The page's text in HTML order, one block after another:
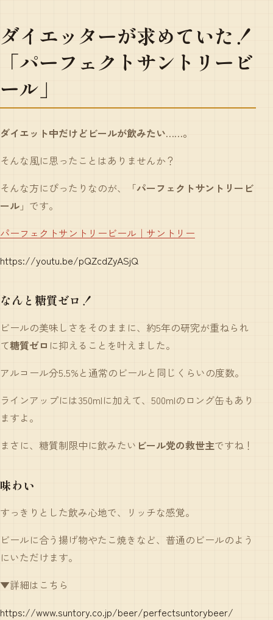
ダイエッターが求めていた！
「パーフェクトサントリービ
ール」
ダイエット中だけどビールが飲みたい……。
そんな風に思ったことはありませんか？
そんな方にぴったりなのが、「パーフェクトサントリービ
ール 」です。
パーフェクトサントリービール｜サントリー
https://youtu.be/pQZcdZyASjQ
なんと糖質ゼロ！
ビールの美味しさをそのままに、約5年の研究が重ねられ
て糖質ゼロ に抑えることを叶えました。
アルコール分5.5%と通常のビールと同じくらいの度数。
ラインアップには350mlに加えて、500mlのロング缶もあり
ますよ。
まさに、糖質制限中に飲みたい ビール党の救世主ですね！
味わい
すっきりとした飲み心地で、リッチな感覚。
ビールに合う揚げ物やたこ焼きなど、普通のビールのよう
にいただけます。
▼詳細はこちら
https://www.suntory.co.jp/beer/perfectsuntorybeer/